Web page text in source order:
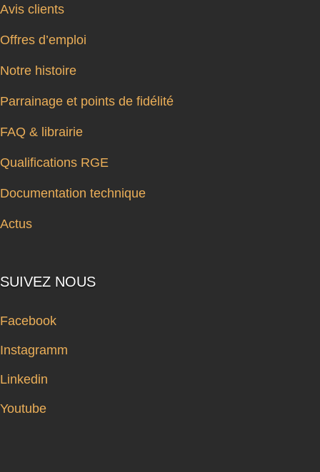
Avis clients
Offres d’emploi
Notre histoire
Parrainage et points de fidélité
FAQ & librairie
Qualifications RGE
Documentation technique
Actus
SUIVEZ NOUS
Facebook
Instagramm
Linkedin
Youtube